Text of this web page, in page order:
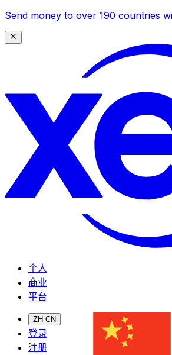
Send money to over 190 countries
个人
商业
平台
ZH-CN
登录
注册